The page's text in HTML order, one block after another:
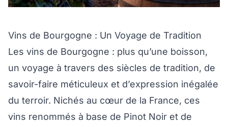
Vins de Bourgogne : Un Voyage de Tradition
Les vins de Bourgogne : plus qu’une boisson,
un voyage à travers des siècles de tradition, de
savoir-faire méticuleux et d’expression inégalée
du terroir. Nichés au cœur de la France, ces
vins renommés à base de Pinot Noir et de